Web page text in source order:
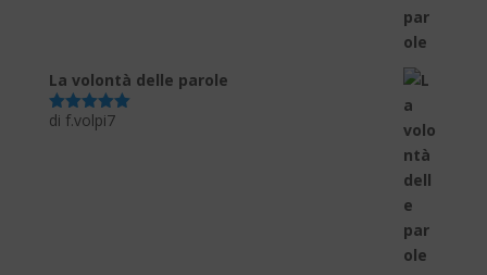
La volontà delle parole
Valutato 5
di f.volpi7